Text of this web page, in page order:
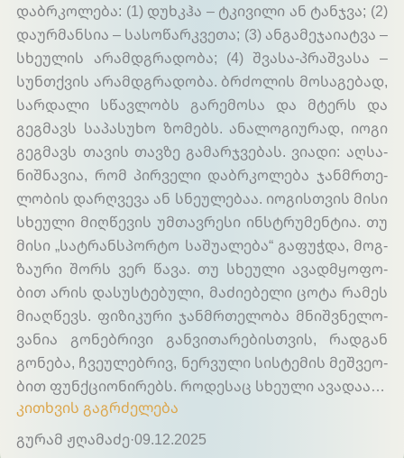
დაბრკოლება: (1) დუხკჰა – ტკივილი ან ტანჯვა; (2)
დაურმანსია – სასოწარკვეთა; (3) ანგამეჯაიატვა –
სხეულის არამდგრადობა; (4) შვასა-პრაშვასა –
სუნთქვის არამდგრადობა. ბრძოლის მოსაგებად,
სარდალი სწავლობს გარემოსა და მტერს და
გეგმავს საპასუხო ზომებს. ანალოგიურად, იოგი
გეგმავს თავის თავზე გამარჯვებას. ვი­ადი: აღ­სა­
ნიშ­ნა­ვია, რომ პირ­ვე­ლი დაბ­რკო­ლე­ბა ჯან­მრთე­
ლო­ბის დარ­ღვე­ვა ან სნე­ულე­ბაა. იო­გის­თვის მი­სი
სხე­ული მიღ­წე­ვის უმ­თავ­რე­სი ინ­სტრუ­მენ­ტია. თუ
მი­სი „სატ­რან­სპორ­ტო სა­შუა­ლე­ბა“ გა­ფუჭ­და, მოგ­
ზაუ­რი შორს ვერ წა­ვა. თუ სხე­ული ავად­მყო­ფო­
ბით არის და­სუს­ტე­ბუ­ლი, მა­ძიე­ბე­ლი ცო­ტა რა­მეს
მი­აღ­წევს. ფი­ზი­კუ­რი ჯან­მრთე­ლო­ბა მნიშ­ვნე­ლო­
ვა­ნია გო­ნებ­რი­ვი გან­ვი­თა­რე­ბის­თვის, რად­გან
გო­ნე­ბა, ჩვე­ულებ­რივ, ნერ­ვუ­ლი სის­ტე­მის მეშ­ვეო­
ბით ფუნ­ქციო­ნი­რებს. რო­დე­საც სხე­ული ავა­დაა…
კითხვის გაგრძელება
გურამ ჟღამაძე·09.12.2025